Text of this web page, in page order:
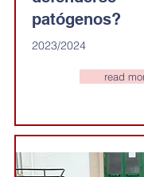
patógenos?
2023/2024
read